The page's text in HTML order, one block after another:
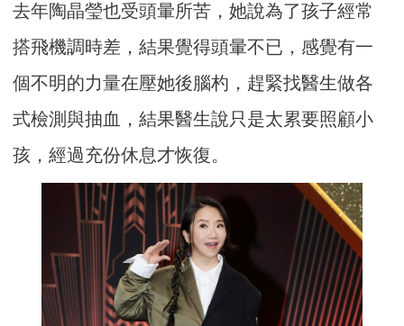
去年陶晶瑩也受頭暈所苦，她說為了孩子經常
搭飛機調時差，結果覺得頭暈不已，感覺有一
個不明的力量在壓她後腦杓，趕緊找醫生做各
式檢測與抽血，結果醫生說只是太累要照顧小
孩，經過充份休息才恢復。